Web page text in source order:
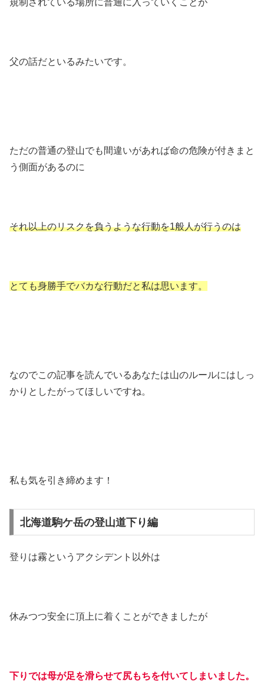
規制されている場所に普通に入っていくことが
父の話だといるみたいです。
ただの普通の登山でも間違いがあれば命の危険が付きまと
う側面があるのに
それ以上のリスクを負うような行動を1般人が行うのは
とても身勝手でバカな行動だと私は思います。
なのでこの記事を読んでいるあなたは山のルールにはしっ
かりとしたがってほしいですね。
私も気を引き締めます！
北海道駒ケ岳の登山道下り編
登りは霧というアクシデント以外は
休みつつ安全に頂上に着くことができましたが
下りでは母が足を滑らせて尻もちを付いてしまいました。